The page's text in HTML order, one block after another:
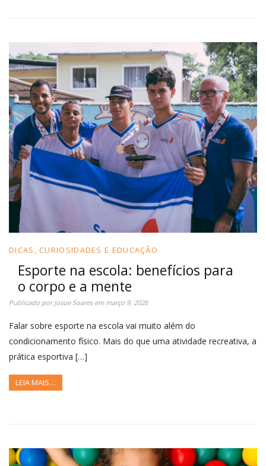
DICAS, CURIOSIDADES E EDUCAÇÃO
Esporte na escola: benefícios para
o corpo e a mente
Publicado porJosue Soaresem março 9, 2026
Falar sobre esporte na escola vai muito além do
condicionamento físico. Mais do que uma atividade recreativa, a
prática esportiva […]
LEIA MAIS…